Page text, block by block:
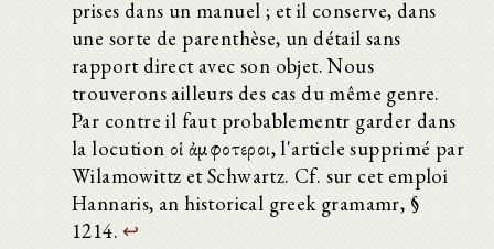
prises dans un manuel ; et il conserve, dans
une sorte de parenthèse, un détail sans
rapport direct avec son objet. Nous
trouverons ailleurs des cas du même genre.
Par contre il faut probablementr garder dans
la locution οἱ ἀμφοτεροι, l'article supprimé par
Wilamowittz et Schwartz. Cf. sur cet emploi
Hannaris, an historical greek gramamr, §
1214. ↩